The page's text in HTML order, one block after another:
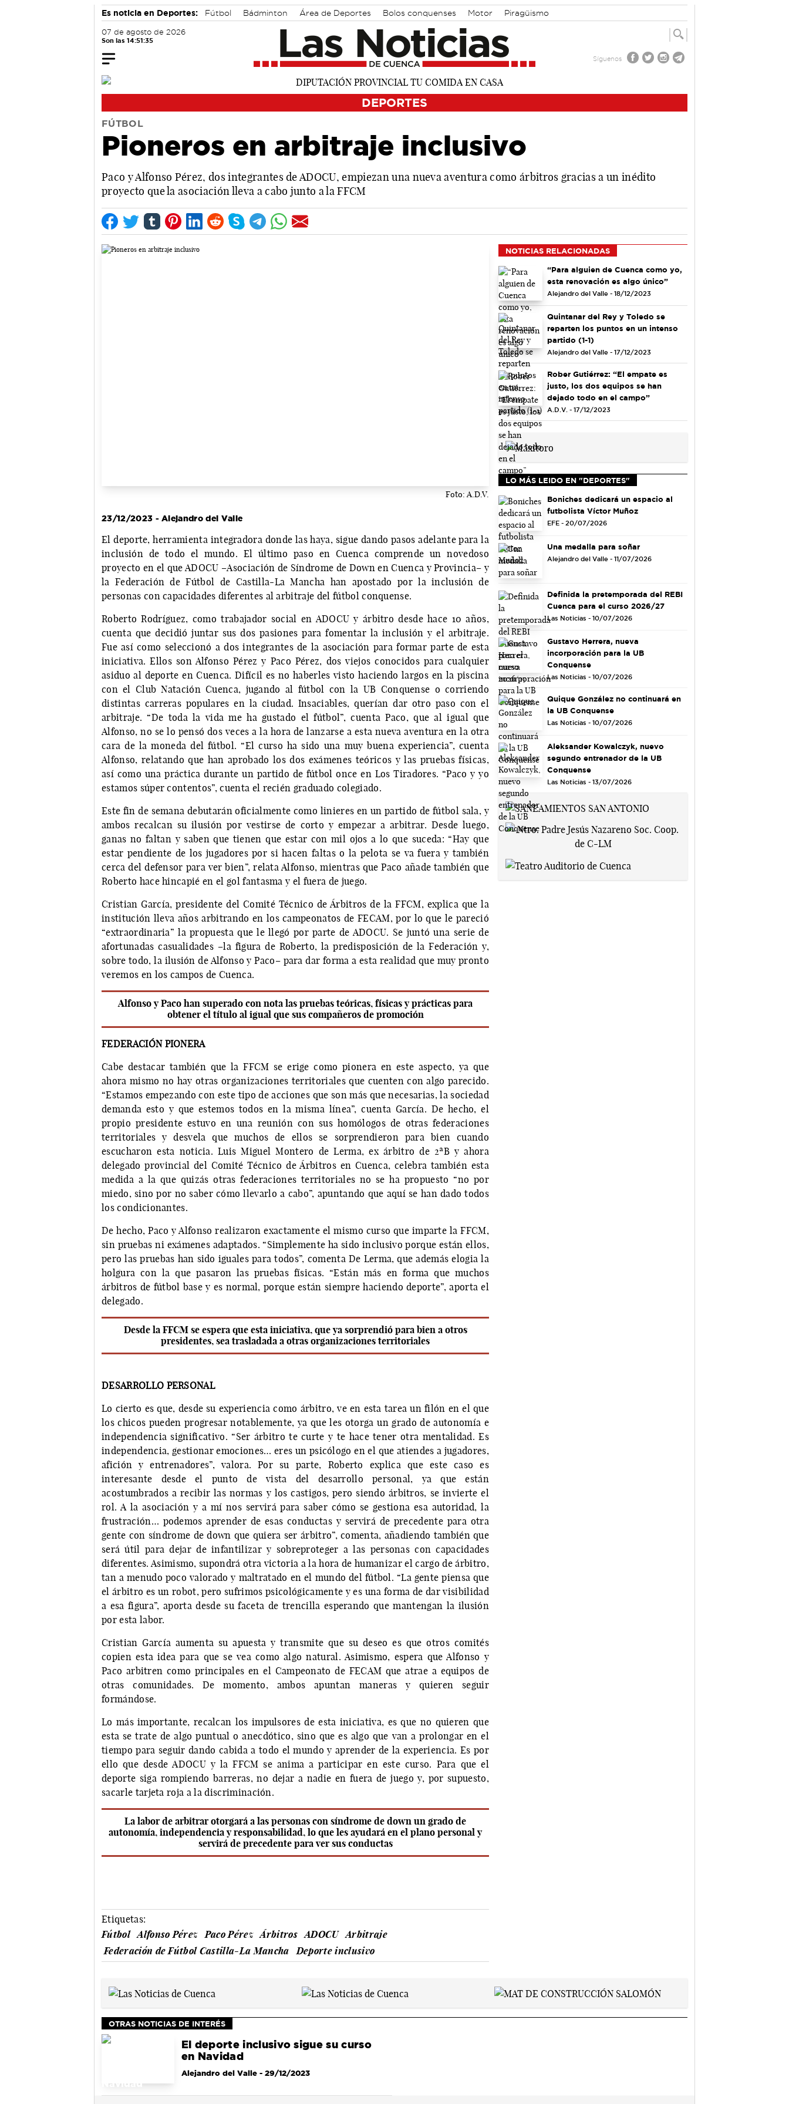
Es noticia en Deportes: Fútbol Bádminton Área de Deportes Bolos conquenses Motor Piragüismo
07 de agosto de 2026
Son las 14:51:36
Síguenos
DEPORTES
FÚTBOL
Pioneros en arbitraje inclusivo
Paco y Alfonso Pérez, dos integrantes de ADOCU, empiezan una nueva aventura como árbitros gracias a un inédito
proyecto que la asociación lleva a cabo junto a la FFCM
Foto: A.D.V.
23/12/2023 - Alejandro del Valle
El deporte, herramienta integradora donde las haya, sigue dando pasos adelante para la
inclusión de todo el mundo. El último paso en Cuenca comprende un novedoso
proyecto en el que ADOCU –Asociación de Síndrome de Down en Cuenca y Provincia– y
la Federación de Fútbol de Castilla-La Mancha han apostado por la inclusión de
personas con capacidades diferentes al arbitraje del fútbol conquense.
Roberto Rodríguez, como trabajador social en ADOCU y árbitro desde hace 10 años,
cuenta que decidió juntar sus dos pasiones para fomentar la inclusión y el arbitraje.
Fue así como seleccionó a dos integrantes de la asociación para formar parte de esta
iniciativa. Ellos son Alfonso Pérez y Paco Pérez, dos viejos conocidos para cualquier
asiduo al deporte en Cuenca. Difícil es no haberles visto haciendo largos en la piscina
con el Club Natación Cuenca, jugando al fútbol con la UB Conquense o corriendo
distintas carreras populares en la ciudad. Insaciables, querían dar otro paso con el
arbitraje. “De toda la vida me ha gustado el fútbol”, cuenta Paco, que al igual que
Alfonso, no se lo pensó dos veces a la hora de lanzarse a esta nueva aventura en la otra
cara de la moneda del fútbol. “El curso ha sido una muy buena experiencia”, cuenta
Alfonso, relatando que han aprobado los dos exámenes teóricos y las pruebas físicas,
así como una práctica durante un partido de fútbol once en Los Tiradores. “Paco y yo
estamos súper contentos”, cuenta el recién graduado colegiado.
Este fin de semana debutarán oficialmente como linieres en un partido de fútbol sala, y
ambos recalcan su ilusión por vestirse de corto y empezar a arbitrar. Desde luego,
ganas no faltan y saben que tienen que estar con mil ojos a lo que suceda: “Hay que
estar pendiente de los jugadores por si hacen faltas o la pelota se va fuera y también
cerca del defensor para ver bien”, relata Alfonso, mientras que Paco añade también que
Roberto hace hincapié en el gol fantasma y el fuera de juego.
Cristian García, presidente del Comité Técnico de Árbitros de la FFCM, explica que la
institución lleva años arbitrando en los campeonatos de FECAM, por lo que le pareció
“extraordinaria” la propuesta que le llegó por parte de ADOCU. Se juntó una serie de
afortunadas casualidades –la figura de Roberto, la predisposición de la Federación y,
sobre todo, la ilusión de Alfonso y Paco– para dar forma a esta realidad que muy pronto
veremos en los campos de Cuenca.
Alfonso y Paco han superado con nota las pruebas teóricas, físicas y prácticas para
obtener el título al igual que sus compañeros de promoción
FEDERACIÓN PIONERA
Cabe destacar también que la FFCM se erige como pionera en este aspecto, ya que
ahora mismo no hay otras organizaciones territoriales que cuenten con algo parecido.
“Estamos empezando con este tipo de acciones que son más que necesarias, la sociedad
demanda esto y que estemos todos en la misma línea”, cuenta García. De hecho, el
propio presidente estuvo en una reunión con sus homólogos de otras federaciones
territoriales y desvela que muchos de ellos se sorprendieron para bien cuando
escucharon esta noticia. Luis Miguel Montero de Lerma, ex árbitro de 2ªB y ahora
delegado provincial del Comité Técnico de Árbitros en Cuenca, celebra también esta
medida a la que quizás otras federaciones territoriales no se ha propuesto “no por
miedo, sino por no saber cómo llevarlo a cabo”, apuntando que aquí se han dado todos
los condicionantes.
De hecho, Paco y Alfonso realizaron exactamente el mismo curso que imparte la FFCM,
sin pruebas ni exámenes adaptados. “Simplemente ha sido inclusivo porque están ellos,
pero las pruebas han sido iguales para todos”, comenta De Lerma, que además elogia la
holgura con la que pasaron las pruebas físicas. “Están más en forma que muchos
árbitros de fútbol base y es normal, porque están siempre haciendo deporte”, aporta el
delegado.
Desde la FFCM se espera que esta iniciativa, que ya sorprendió para bien a otros
presidentes, sea trasladada a otras organizaciones territoriales
DESARROLLO PERSONAL
Lo cierto es que, desde su experiencia como árbitro, ve en esta tarea un filón en el que
los chicos pueden progresar notablemente, ya que les otorga un grado de autonomía e
independencia significativo. “Ser árbitro te curte y te hace tener otra mentalidad. Es
independencia, gestionar emociones… eres un psicólogo en el que atiendes a jugadores,
afición y entrenadores”, valora. Por su parte, Roberto explica que este caso es
interesante desde el punto de vista del desarrollo personal, ya que están
acostumbrados a recibir las normas y los castigos, pero siendo árbitros, se invierte el
rol. A la asociación y a mí nos servirá para saber cómo se gestiona esa autoridad, la
frustración… podemos aprender de esas conductas y servirá de precedente para otra
gente con síndrome de down que quiera ser árbitro”, comenta, añadiendo también que
será útil para dejar de infantilizar y sobreproteger a las personas con capacidades
diferentes. Asimismo, supondrá otra victoria a la hora de humanizar el cargo de árbitro,
tan a menudo poco valorado y maltratado en el mundo del fútbol. “La gente piensa que
el árbitro es un robot, pero sufrimos psicológicamente y es una forma de dar visibilidad
a esa figura”, aporta desde su faceta de trencilla esperando que mantengan la ilusión
por esta labor.
Cristian García aumenta su apuesta y transmite que su deseo es que otros comités
copien esta idea para que se vea como algo natural. Asimismo, espera que Alfonso y
Paco arbitren como principales en el Campeonato de FECAM que atrae a equipos de
otras comunidades. De momento, ambos apuntan maneras y quieren seguir
formándose.
Lo más importante, recalcan los impulsores de esta iniciativa, es que no quieren que
esta se trate de algo puntual o anecdótico, sino que es algo que van a prolongar en el
tiempo para seguir dando cabida a todo el mundo y aprender de la experiencia. Es por
ello que desde ADOCU y la FFCM se anima a participar en este curso. Para que el
deporte siga rompiendo barreras, no dejar a nadie en fuera de juego y, por supuesto,
sacarle tarjeta roja a la discriminación.
La labor de arbitrar otorgará a las personas con síndrome de down un grado de
autonomía, independencia y responsabilidad, lo que les ayudará en el plano personal y
servirá de precedente para ver sus conductas
Etiquetas:
Fútbol
Alfonso Pérez Paco Pérez Árbitros ADOCU
Arbitraje
Federación de Fútbol Castilla-La Mancha
Deporte inclusivo
NOTICIAS RELACIONADAS
“Para alguien de Cuenca como yo,
esta renovación es algo único”
Alejandro del Valle - 18/12/2023
Quintanar del Rey y Toledo se
reparten los puntos en un intenso
partido (1-1)
Alejandro del Valle - 17/12/2023
Rober Gutiérrez: “El empate es
justo, los dos equipos se han
dejado todo en el campo”
A.D.V. - 17/12/2023
LO MÁS LEIDO EN "DEPORTES"
Boniches dedicará un espacio al
futbolista Víctor Muñoz
EFE - 20/07/2026
Una medalla para soñar
Alejandro del Valle - 11/07/2026
Definida la pretemporada del REBI
Cuenca para el curso 2026/27
Las Noticias - 10/07/2026
Gustavo Herrera, nueva
incorporación para la UB
Conquense
Las Noticias - 10/07/2026
Quique González no continuará en
la UB Conquense
Las Noticias - 10/07/2026
Aleksander Kowalczyk, nuevo
segundo entrenador de la UB
Conquense
Las Noticias - 13/07/2026
OTRAS NOTICIAS DE INTERÉS
El deporte inclusivo sigue su curso
en Navidad
Alejandro del Valle- 29/12/2023